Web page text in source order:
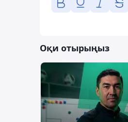
Оқи отырыңыз